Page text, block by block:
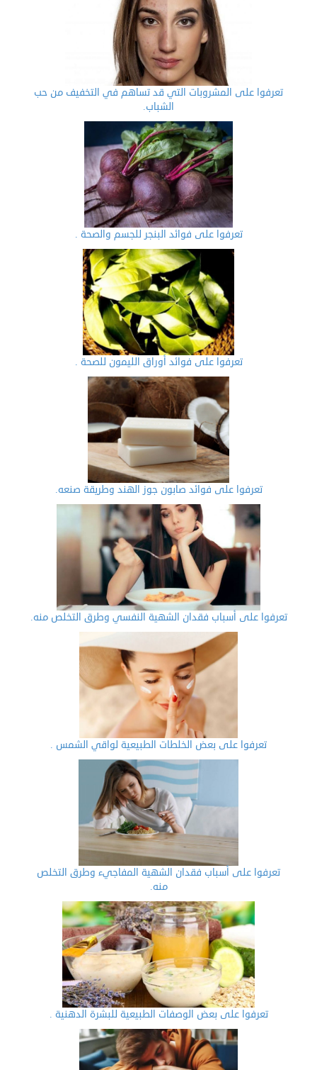
تعرفوا على المشروبات التي قد تساهم في التخفيف من حب
الشباب.
تعرفوا على فوائد البنجر للجسم والصحة .
تعرفوا على فوائد أوراق الليمون للصحة .
تعرفوا على فوائد صابون جوز الهند وطريقة صنعه.
تعرفوا على أسباب فقدان الشهية النفسي وطرق التخلص منه.
تعرفوا على بعض الخلطات الطبيعية لواقي الشمس .
تعرفوا على أسباب فقدان الشهية المفاجيء وطرق التخلص
منه.
تعرفوا على بعض الوصفات الطبيعية للبشرة الدهنية .